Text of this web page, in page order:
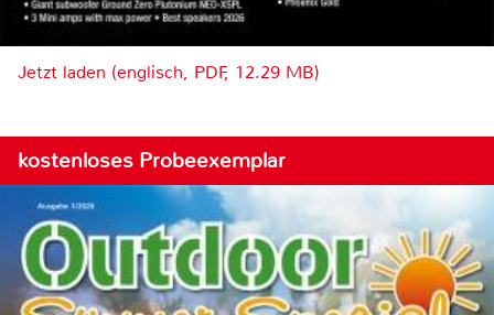
Jetzt laden (englisch, PDF, 12.29 MB)
kostenloses Probeexemplar